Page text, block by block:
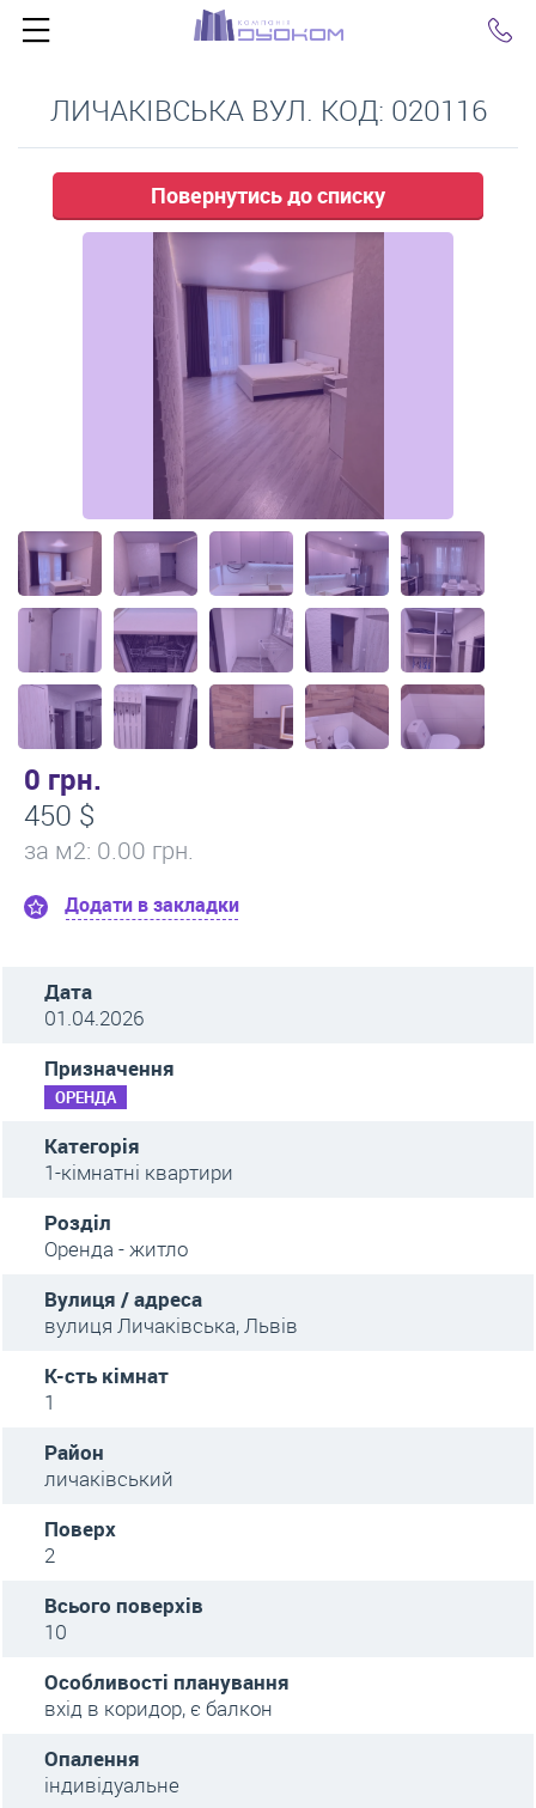
ЛИЧАКІВСЬКА ВУЛ. КОД: 020116
Повернутись до списку
0 грн.
450 $
за м2: 0.00 грн.
Додати в закладки
Дата
01.04.2026
Призначення
ОРЕНДА
Категорія
1-кімнатні квартири
Розділ
Оренда - житло
Вулиця / адреса
вулиця Личаківська, Львів
К-сть кімнат
1
Район
личаківський
Поверх
2
Всього поверхів
10
Особливості планування
вхід в коридор, є балкон
Опалення
індивідуальне